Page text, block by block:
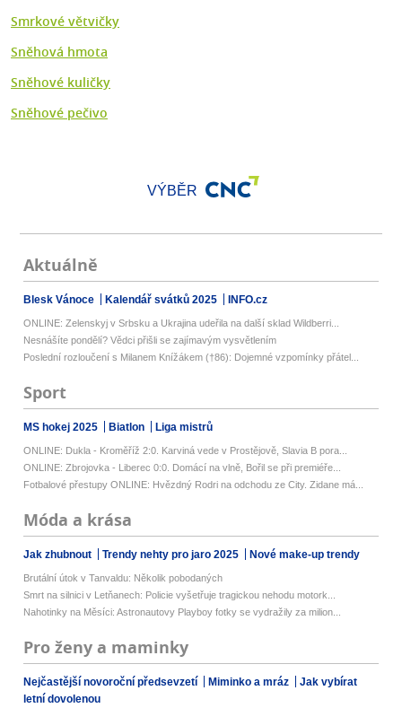
Smrkové větvičky
Sněhová hmota
Sněhové kuličky
Sněhové pečivo
VÝBĚR
Aktuálně
Blesk Vánoce Kalendář svátků 2025 INFO.cz
ONLINE: Zelenskyj v Srbsku a Ukrajina udeřila na další sklad Wildberri...
Nesnášíte pondělí? Vědci přišli se zajímavým vysvětlením
Poslední rozloučení s Milanem Knížákem (†86): Dojemné vzpomínky přátel...
Sport
MS hokej 2025 Biatlon Liga mistrů
ONLINE: Dukla - Kroměříž 2:0. Karviná vede v Prostějově, Slavia B pora...
ONLINE: Zbrojovka - Liberec 0:0. Domácí na vlně, Bořil se při premiéře...
Fotbalové přestupy ONLINE: Hvězdný Rodri na odchodu ze City. Zidane má...
Móda a krása
Jak zhubnout Trendy nehty pro jaro 2025 Nové make-up trendy
Brutální útok v Tanvaldu: Několik pobodaných
Smrt na silnici v Letňanech: Policie vyšetřuje tragickou nehodu motork...
Nahotinky na Měsíci: Astronautovy Playboy fotky se vydražily za milion...
Pro ženy a maminky
Nejčastější novoroční předsevzetí Miminko a mráz
Jak vybírat
letní dovolenou